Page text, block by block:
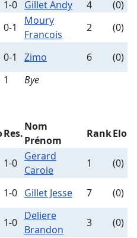
1-0 Gillet Andy 4
(0)
0-1
Moury
Francois
2 (0)
0-1 Zimo 6
(0)
1
Bye
Res.
Nom
Prénom
RankElo
1-0
Gerard
Carole
1 (0)
1-0 Gillet Jesse 7 (0)
1-0
Deliere
Brandon
3
(0)